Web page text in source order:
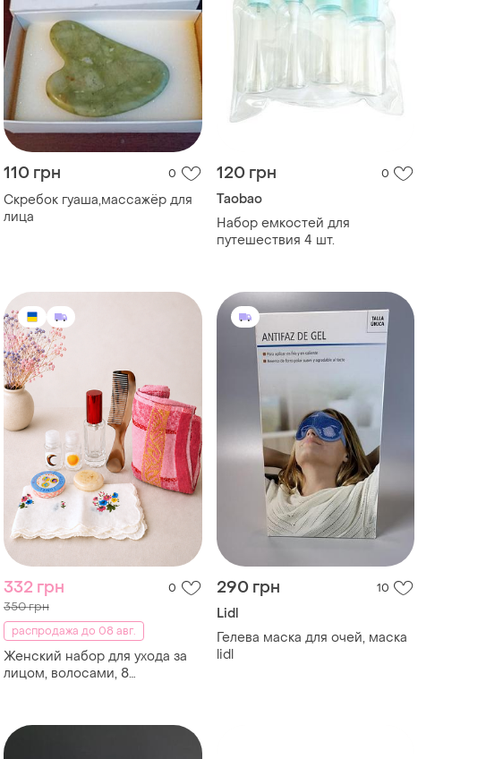
110 грн 0
Скребок гуаша,массажёр для
лица
120 грн 0
Taobao
Набор емкостей для
путешествия 4 шт.
332 грн 0
350 грн
распродажа до 08 авг.
Женский набор для ухода за
лицом, волосами, 8
290 грн 10
Lidl
Гелева маска для очей, маска
lidl